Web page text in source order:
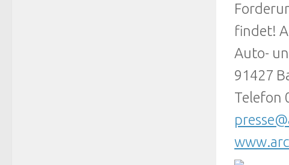
findet!
Auto-
91427
Telefon